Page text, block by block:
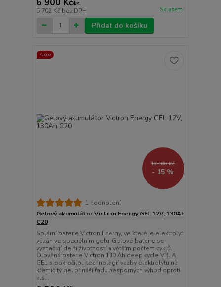
/ks
5 702 Kč bez DPH Skladem
Přidat do košíku
Akce
10 100 Kč
- 15 %
1 hodnocení
Gelový akumulátor Victron Energy GEL 12V, 130Ah
C20
Solární baterie Victron Energy, ve které je elektrolyt
vázán ve speciálním gelu. Gelové bateire se
vyznačují delší životností a větším počtem cyklů.
Olověná baterie Victron 130 Ah deep cycle VRLA
GEL s pokročilou technologií vazby elektrolytu na
křemičitý gel přináší řadu nesporných výhod oproti
kls...